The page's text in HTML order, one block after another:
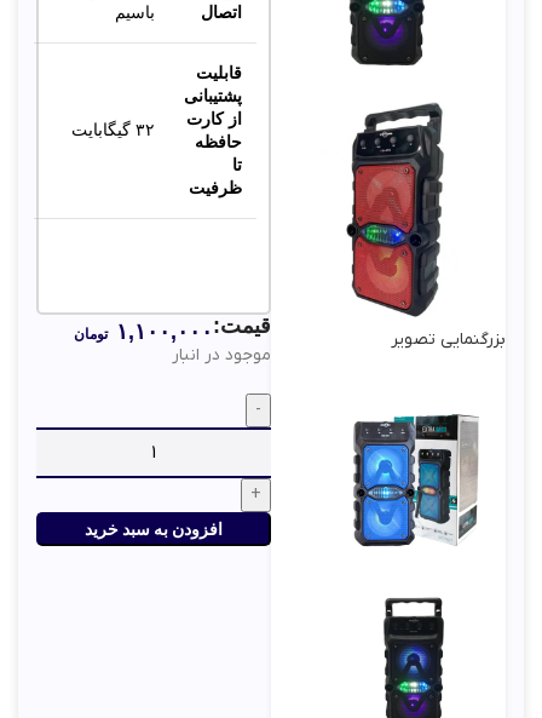
بزرگنمایی تصویر
اتصال
باسیم
قابلیت
پشتیبانی
از کارت
حافظه
تا
ظرفیت
۳۲ گیگابایت
موجود در انبار
افزودن به سبد خرید
قیمت: ۱,۱۰۰,۰۰۰ تومان